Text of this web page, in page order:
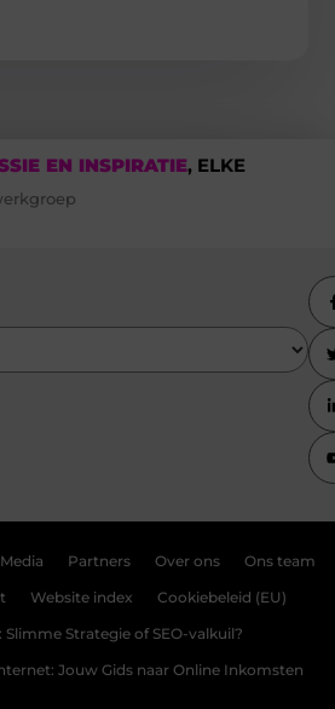
EN INSPIRATIE, ELKE
Partners Over ons Ons team
Website index Cookiebeleid (EU)
Slimme Strategie of SEO-valkuil?
Jouw Gids naar Online Inkomsten